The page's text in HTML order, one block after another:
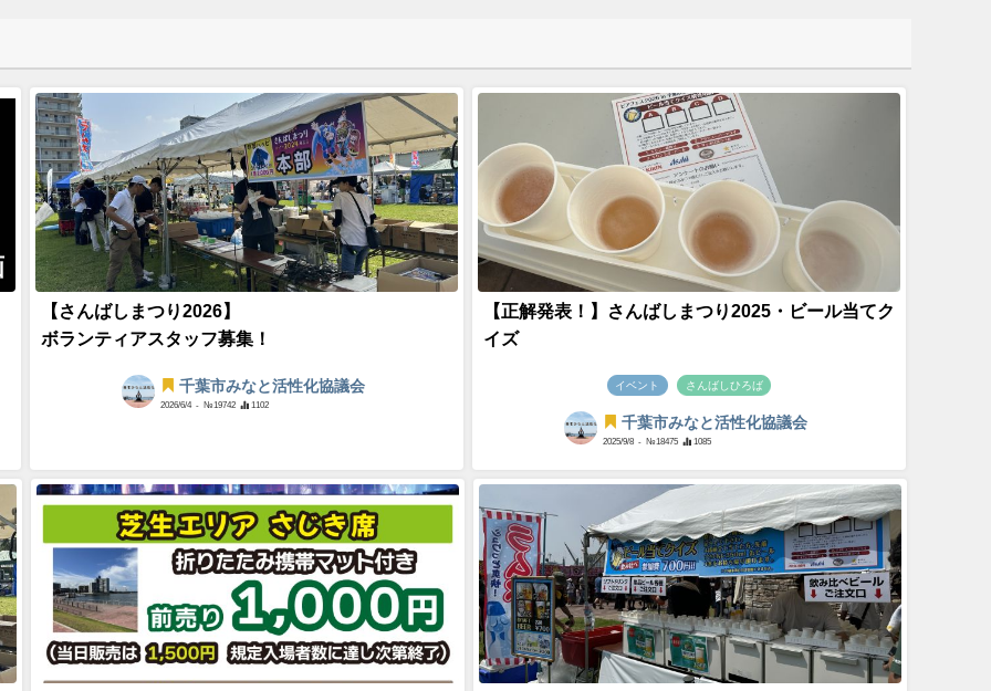
【さんばしまつり2026】
ボランティアスタッフ募集！
千葉市みなと活性化協議会
2026/6/4 - №19742 1102
【正解発表！】さんばしまつり2025・ビール当てク
イズ
イベント さんばしひろば
千葉市みなと活性化協議会
2025/9/8 - №18475 1085